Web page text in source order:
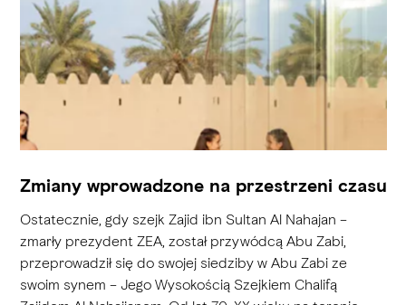
Zmiany wprowadzone na przestrzeni czasu
Ostatecznie, gdy szejk Zajid ibn Sultan Al Nahajan –
zmarły prezydent ZEA, został przywódcą Abu Zabi,
przeprowadził się do swojej siedziby w Abu Zabi ze
swoim synem – Jego Wysokością Szejkiem Chalifą